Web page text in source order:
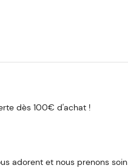
dès 100€ d'achat !
adorent et nous prenons soin